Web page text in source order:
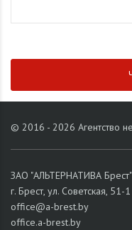
© 2016 - 2026 Агентство
ЗАО "АЛЬТЕРНАТИВА Брест"
г. Брест, ул. Советская, 51-1
office@a-brest.by
office.a-brest.by